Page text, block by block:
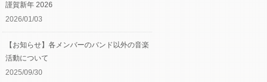
謹賀新年 2026
2026/01/03
【お知らせ】各メンバーのバンド以外の音楽
活動について
2025/09/30